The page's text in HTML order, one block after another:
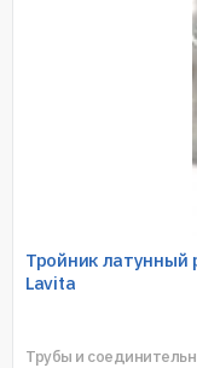
Тройник латунный
Lavita
Трубы и